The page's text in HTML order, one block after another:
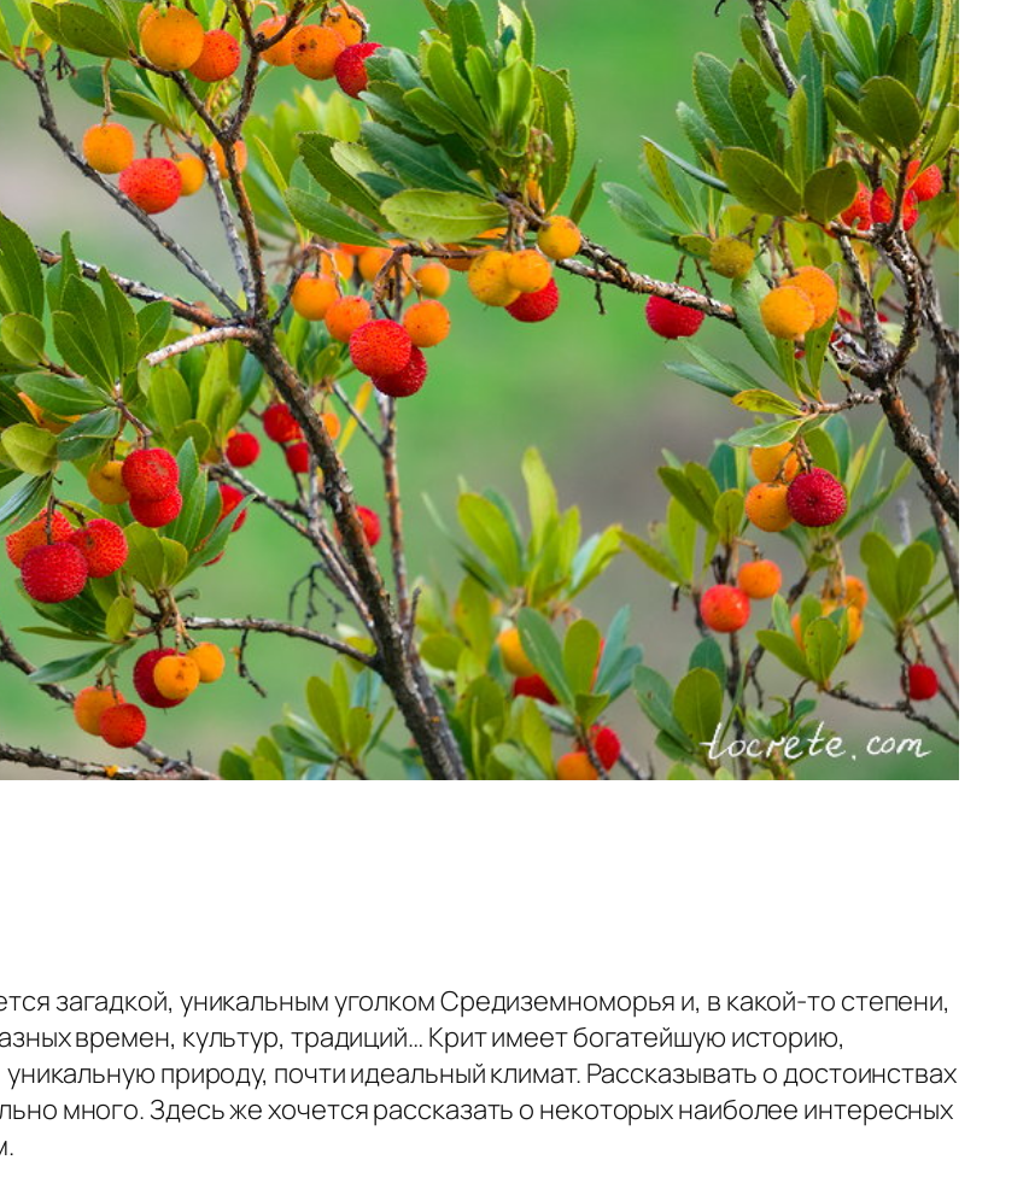
загадкой, уникальным уголком Средиземноморья и, в какой-то степени,
времен, культур, традиций… Крит имеет богатейшую историю,
природу, почти идеальный климат. Рассказывать о достоинствах
много. Здесь же хочется рассказать о некоторых наиболее интересных